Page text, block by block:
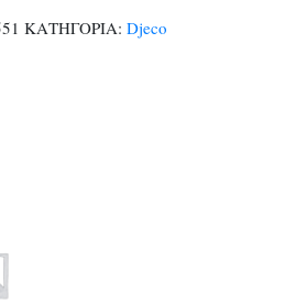
ΚΑΤΗΓΟΡΙΑ: Djeco